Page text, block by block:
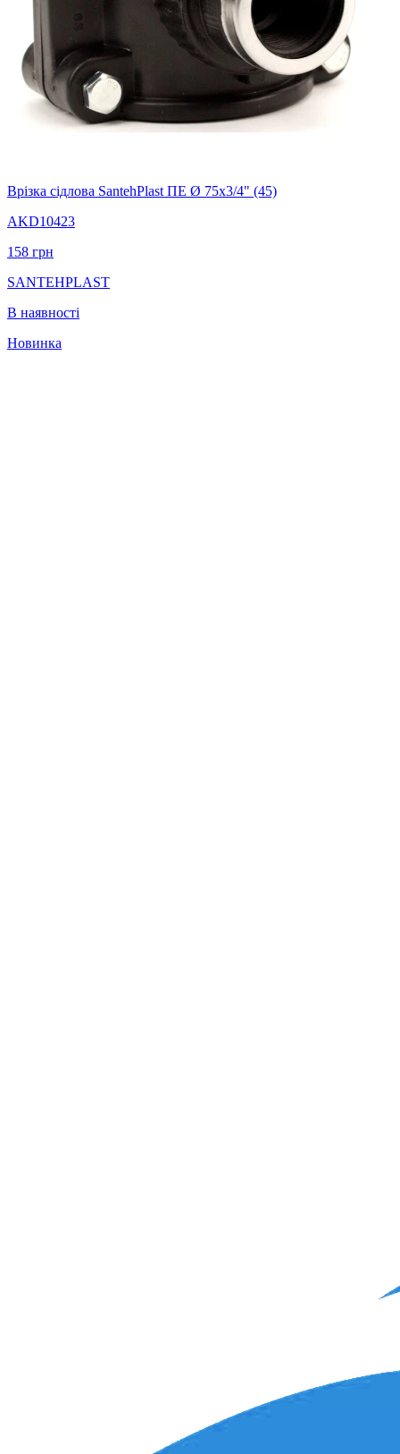
Врізка сідлова SantehPlast ПЕ Ø 75x3/4" (45)
AKD10423
158 грн
SANTEHPLAST
В наявності
Новинка